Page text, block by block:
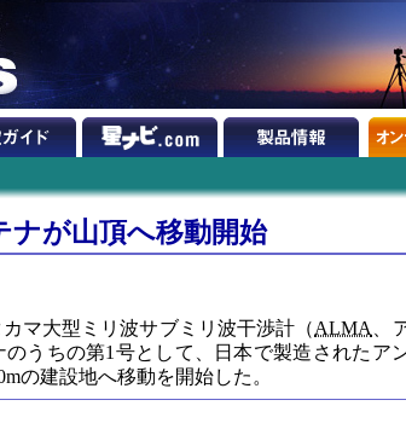
が山頂へ移動開始
マ大型ミリ波サブミリ波干渉計（ALMA
、
うちの第1号として、日本で製造されたア
の建設地へ移動を開始した。